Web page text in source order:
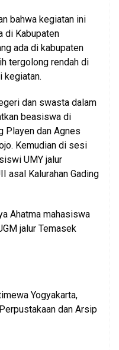
bahwa kegiatan ini
di Kabupaten
ada di kabupaten
tergolong rendah di
kegiatan.
dan swasta dalam
beasiswa di
Playen dan Agnes
Kemudian di sesi
UMY jalur
asal Kalurahan Gading
Ahatma mahasiswa
jalur Temasek
Yogyakarta,
dan Arsip